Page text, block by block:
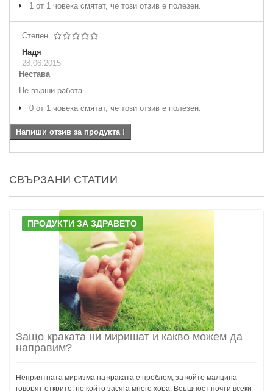
1 от 1 човека смятат, че този отзив е полезен.
Степен
Надя
28.06.2015
Нестава
Не върши работа
0 от 1 човека смятат, че този отзив е полезен.
Напиши отзив за продукта !
СВЪРЗАНИ СТАТИИ
ПРОДУКТИ ЗА ЗДРАВЕТО
Защо краката ни миришат и какво можем да
направим?
Неприятната миризма на краката е проблем, за който малцина
говорят открито, но който засяга много хора. Всъщност почти всеки